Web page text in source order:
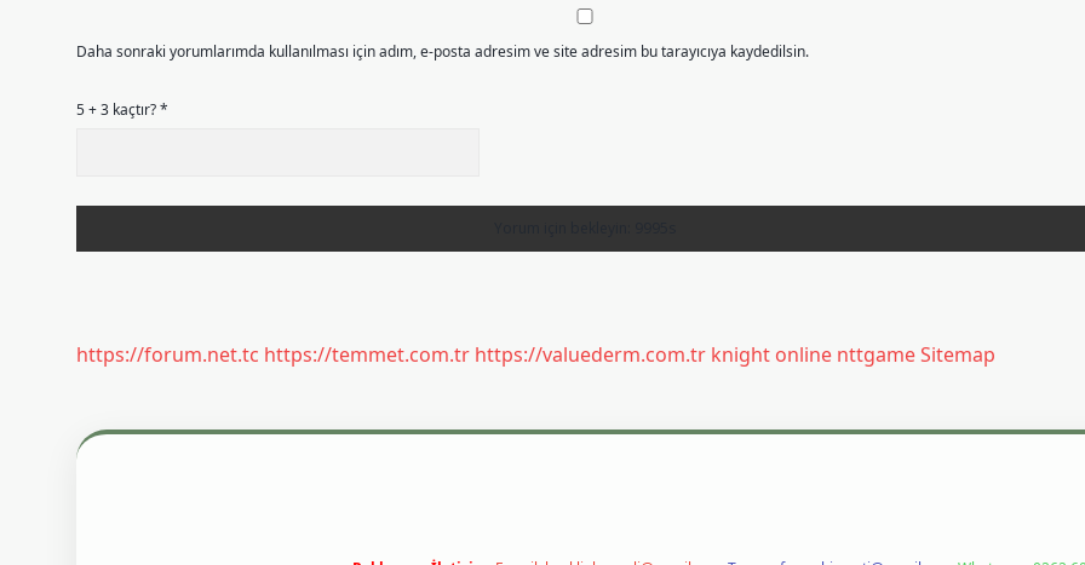
Daha sonraki yorumlarımda kullanılması için adım, e-posta adresim ve site adresim bu tarayıcıya kaydedilsin.
5 + 3 kaçtır?*
https://forum.net.tc https://temmet.com.tr https://valuederm.com.tr knight online nttgameSitemap